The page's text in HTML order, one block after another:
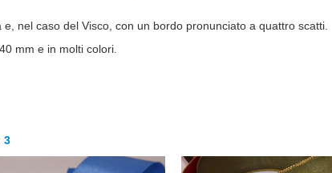
nel caso del Visco, con un bordo pronunciato a quattro scatti.
mm e in molti colori.
3